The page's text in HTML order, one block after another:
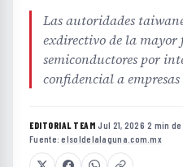
Las autoridades
exdirectivo de la
semiconductores por
confidencial a
EDITORIAL TEAM·Jul 21, 2026·2 min
Fuente:elsoldelalaguna.com.mx